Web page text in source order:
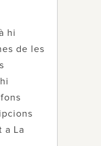
hi
de les
a La